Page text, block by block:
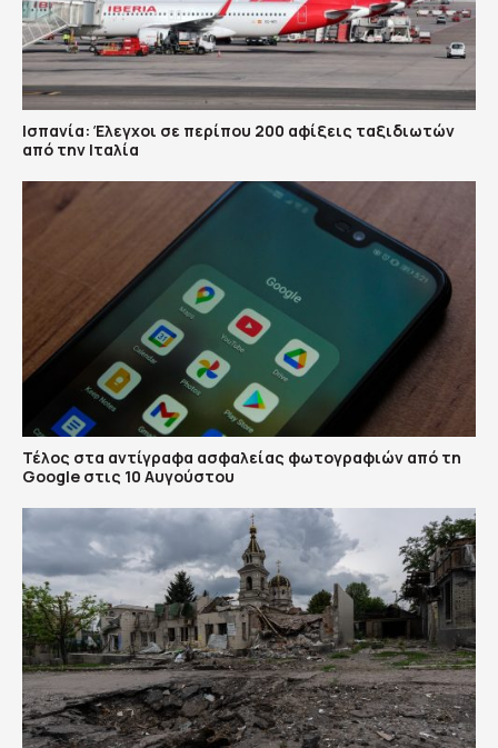
Ισπανία: Έλεγχοι σε περίπου 200 αφίξεις ταξιδιωτών
από την Ιταλία
Τέλος στα αντίγραφα ασφαλείας φωτογραφιών από τη
Google στις 10 Αυγούστου